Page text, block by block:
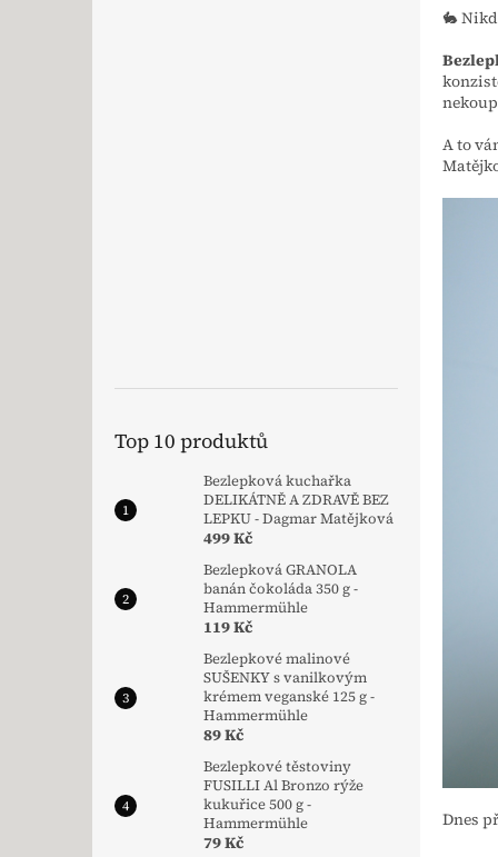
Top 10 produktů
Bezlepková kuchařka
DELIKÁTNĚ A ZDRAVĚ BEZ
LEPKU - Dagmar Matějková
499 Kč
Bezlepková GRANOLA
banán čokoláda 350 g -
Hammermühle
119 Kč
Bezlepkové malinové
SUŠENKY s vanilkovým
krémem veganské 125 g -
Hammermühle
89 Kč
Bezlepkové těstoviny
FUSILLI Al Bronzo rýže
kukuřice 500 g -
Hammermühle
79 Kč
🐇
A to
Dnes